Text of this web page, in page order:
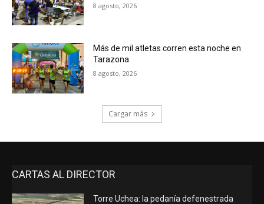
8 agosto, 2026
Más de mil atletas corren esta noche en
Tarazona
8 agosto, 2026
Cargar más
CARTAS AL DIRECTOR
Torre Uchea: la pedanía defenestrada